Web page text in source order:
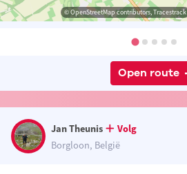
© OpenStreetMap contributors, Tracestrack
Open route
Jan Theunis
Volg
Borgloon, België